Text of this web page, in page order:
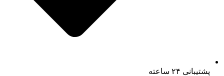
پشتیبانی ۲۴ ساعته